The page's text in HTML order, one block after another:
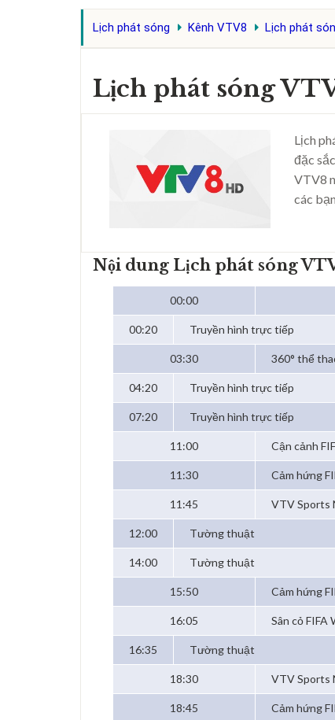
Lịch phát sóng Kênh VTV8 Lịch phát
Lịch phát sóng
Lịch
đặc
VTV8
các
Nội dung Lịch phát sóng
00:00
00:20 Truyền hình trực tiếp
03:30 360° thể
04:20 Truyền hình trực tiếp
07:20 Truyền hình trực tiếp
11:00 Cận cảnh
11:30 Cảm hứng
11:45 VTV Sports
12:00 Tường thuật
14:00 Tường thuật
15:50 Cảm hứng
16:05 Sân cỏ FIFA
16:35 Tường thuật
18:30 VTV Sports
18:45 Cảm hứng